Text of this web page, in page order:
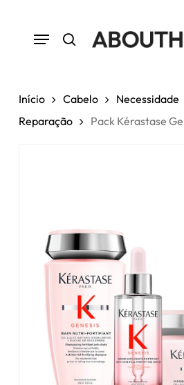
search
Menu Cart
Início Cabelo Necessidade
Reparação
Pack Kérastase
Seja o primeiro a
Kérastase Genesis”
avaliação.